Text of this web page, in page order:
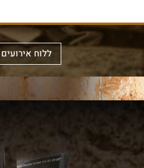
ללוח
לראשונה,
את
הדינים
והמנהגים
המערבי
באמצעות
וציורים
מרהיב